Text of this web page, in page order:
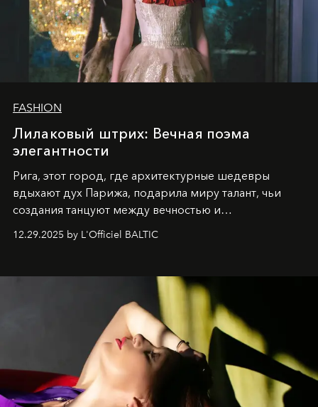
FASHION
Лилаковый штрих: Вечная поэма
элегантности
Рига, этот город, где архитектурные шедевры
вдыхают дух Парижа, подарила миру талант, чьи
создания танцуют между вечностью и
современностью.
12.29.2025 by L'Officiel BALTIC